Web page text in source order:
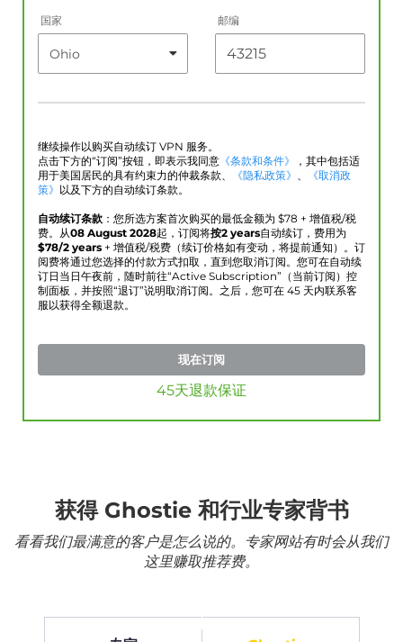
国家 邮编
继续操作以购买自动续订 VPN 服务。
点击下方的“订阅”按钮，即表示我同意 《条款和条件》
，其中包括适
用于美国居民的具有约束力的仲裁条款、
《隐私政策》 、
《取消政
策》 以及下方的自动续订条款。
自动续订条款 ：您所选方案首次购买的最低金额为 $78 + 增值税/税
费。从08 August 2028起，订阅将按2 years自动续订，费用为
$78/2 years + 增值税/税费（续订价格如有变动，将提前通知）。订
阅费将通过您选择的付款方式扣取，直到您取消订阅。您可在自动续
订日当日午夜前，随时前往“Active Subscription”（当前订阅）控
制面板，并按照“退订”说明取消订阅。之后，您可在 45 天内联系客
服以获得全额退款。
现在订阅
45天退款保证
获得 Ghostie 和行业专家背书
看看我们最满意的客户是怎么说的。专家网站有时会从我们
这里赚取推荐费。